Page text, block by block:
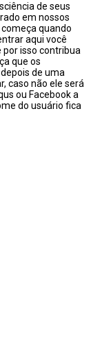
de seus
em nossos
quando
aqui você
isso contribua
que os
de uma
caso não ele será
ou Facebook a
do usuário fica